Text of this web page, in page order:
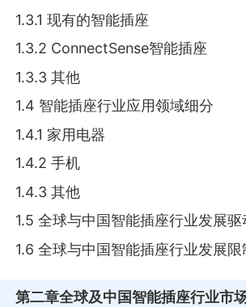
1.3.1 现有的智能插座
1.3.2 ConnectSense智能插座
1.3.3 其他
1.4 智能插座行业应用领域细分
1.4.1 家用电器
1.4.2 手机
1.4.3 其他
1.5 全球与中国智能插座行业发展
1.6 全球与中国智能插座行业发展
第二章全球及中国智能插座行业市